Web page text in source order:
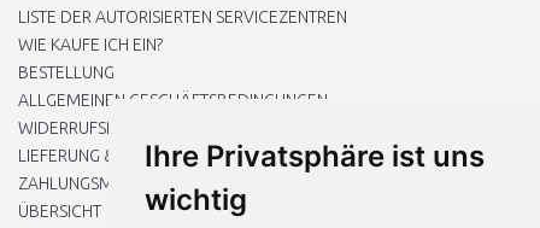
Ihre Privatsphäre ist uns
wichtig
LISTE DER AUTORISIERTEN SERVICEZENTREN
WIE KAUFE ICH EIN?
BESTELLUNG
ALLGEMEINEN GESCHÄFTSBEDINGUNGEN
WIDERRUFSRECHT
LIEFERUNG & ZAHLUNG
ZAHLUNGSMETHODEN
ÜBERSICHT